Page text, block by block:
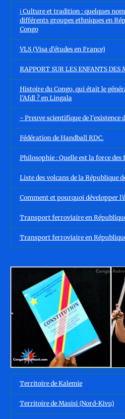
ℹ️ Culture et tradition : quelques
différents groupes ethniques en
Congo
VLS (Visa d'études en France)
RAPPORT SUR LES ENFANTS DES
Histoire du Congo, qui était le
l'Afdl ? en Lingala
- Preuve scientifique de l'existence
Fédération de Handball RDC.
Philosophie : Quelle est la force des
Liste des volcans de la République
Comment et pourquoi développer
Transport ferroviaire en
Transport ferroviaire en
Territoire de Kalemie
Territoire de Masisi (Nord-Kivu)